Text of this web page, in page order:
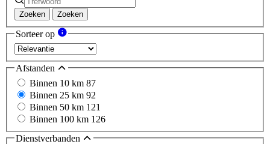
Zoeken Zoeken
Sorteer op
Afstanden
Binnen 10 km 87
Binnen 25 km 92
Binnen 50 km 121
Binnen 100 km 126
Dienstverbanden